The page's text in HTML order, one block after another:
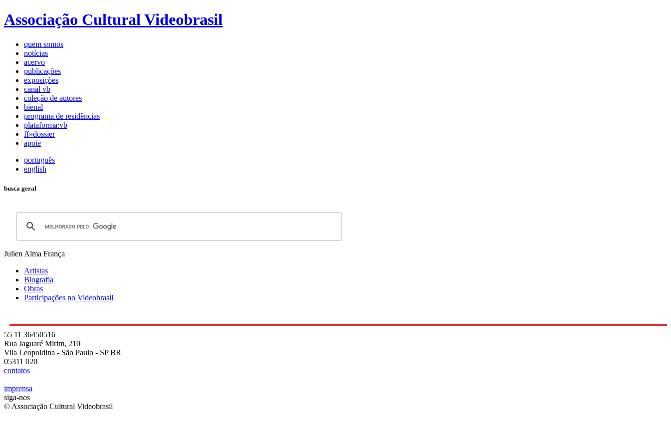
Associação Cultural Videobrasil
quem somos
notícias
acervo
publicações
exposições
canal vb
coleção de autores
bienal
programa de residências
plataforma:vb
ff»dossier
apoie
português
english
busca geral
Julien Alma França
Artistas
Biografia
Obras
Participações no Videobrasil
55 11 36450516
Rua Jaguaré Mirim, 210
Vila Leopoldina - São Paulo - SP BR
05311 020
contatos
imprensa
siga-nos
© Associação Cultural Videobrasil